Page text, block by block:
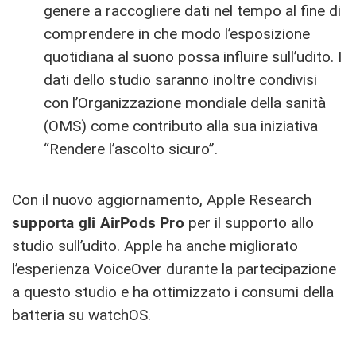
genere a raccogliere dati nel tempo al fine di
comprendere in che modo l’esposizione
quotidiana al suono possa influire sull’udito. I
dati dello studio saranno inoltre condivisi
con l’Organizzazione mondiale della sanità
(OMS) come contributo alla sua iniziativa
“Rendere l’ascolto sicuro”.
Con il nuovo aggiornamento, Apple Research
supporta gli AirPods Pro per il supporto allo
studio sull’udito. Apple ha anche migliorato
l’esperienza VoiceOver durante la partecipazione
a questo studio e ha ottimizzato i consumi della
batteria su watchOS.